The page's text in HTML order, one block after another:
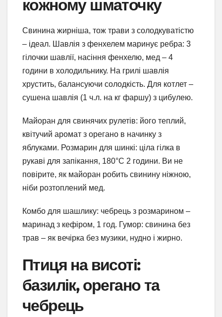
кожному шматочку
Свинина жирніша, тож трави з солодкуватістю
– ідеал. Шавлія з фенхелем маринує ребра: 3
гілочки шавлії, насіння фенхелю, мед – 4
години в холодильнику. На грилі шавлія
хрустить, балансуючи солодкість. Для котлет –
сушена шавлія (1 ч.л. на кг фаршу) з цибулею.
Майоран для свинячих рулетів: його теплий,
квітучий аромат з орегано в начинку з
яблуками. Розмарин для шинкі: ціла гілка в
рукаві для запікання, 180°C 2 години. Ви не
повірите, як майоран робить свинину ніжною,
ніби розтоплений мед.
Комбо для шашлику: чебрець з розмарином –
маринад з кефіром, 1 год. Гумор: свинина без
трав – як вечірка без музики, нудно і жирно.
Птиця на висоті:
базилік, орегано та
чебрець